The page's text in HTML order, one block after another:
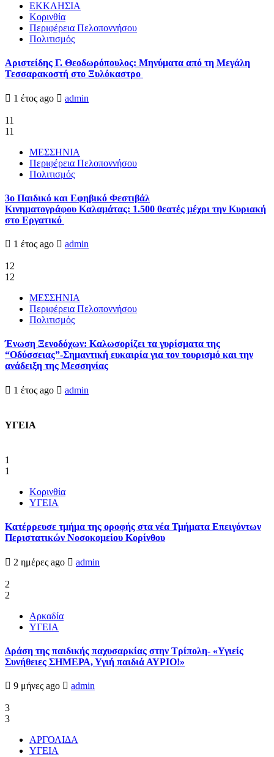
ΕΚΚΛΗΣΙΑ
Κορινθία
Περιφέρεια Πελοποννήσου
Πολιτισμός
Αριστείδης Γ. Θεοδωρόπουλος: Μηνύματα από τη Μεγάλη
Τεσσαρακοστή στο Ξυλόκαστρο
1 έτος ago admin
11
11
ΜΕΣΣΗΝΙΑ
Περιφέρεια Πελοποννήσου
Πολιτισμός
3ο Παιδικό και Εφηβικό Φεστιβάλ
Κινηματογράφου Καλαμάτας: 1.500 θεατές μέχρι την Κυριακή
στο Εργατικό
1 έτος ago admin
12
12
ΜΕΣΣΗΝΙΑ
Περιφέρεια Πελοποννήσου
Πολιτισμός
Ένωση Ξενοδόχων: Καλωσορίζει τα γυρίσματα της
“Οδύσσειας”-Σημαντική ευκαιρία για τον τουρισμό και την
ανάδειξη της Μεσσηνίας
1 έτος ago admin
ΥΓΕΙΑ
1
1
Κορινθία
ΥΓΕΙΑ
Kατέρρευσε τμήμα της οροφής στα νέα Τμήματα Επειγόντων
Περιστατικών Νοσοκομείου Κορίνθου
2 ημέρες ago admin
2
2
Αρκαδία
ΥΓΕΙΑ
Δράση της παιδικής παχυσαρκίας στην Τρίπολη- «Υγιείς
Συνήθειες ΣΗΜΕΡΑ, Υγιή παιδιά ΑΥΡΙΟ!»
9 μήνες ago admin
3
3
ΑΡΓΟΛΙΔΑ
ΥΓΕΙΑ